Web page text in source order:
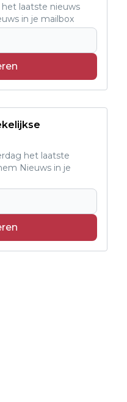
laatste nieuws
in je mailbox
het laatste
Nieuws in je